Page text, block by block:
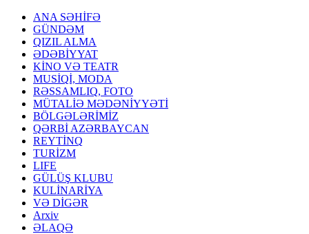
ANA SƏHİFƏ
GÜNDƏM
QIZIL ALMA
ƏDƏBİYYAT
KİNO VƏ TEATR
MUSİQİ, MODA
RƏSSAMLIQ, FOTO
MÜTALİƏ MƏDƏNİYYƏTİ
BÖLGƏLƏRİMİZ
QƏRBİ AZƏRBAYCAN
REYTİNQ
TURİZM
LIFE
GÜLÜŞ KLUBU
KULİNARİYA
VƏ DİGƏR
Arxiv
ƏLAQƏ